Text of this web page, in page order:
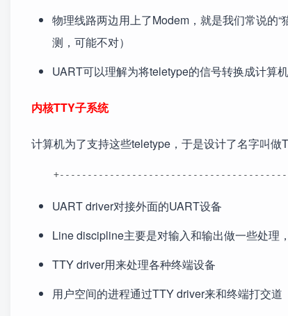
物理线路两边用上了Modem，就是我们常说的
测，可能不对）
UART可以理解为将teletype的信号转换成计算
内核TTY子系统
计算机为了支持这些teletype，于是设计了名字叫做
UART driver对接外面的UART设备
Line discipline主要是对输入和输出做一些处理
TTY driver用来处理各种终端设备
用户空间的进程通过TTY driver来和终端打交道